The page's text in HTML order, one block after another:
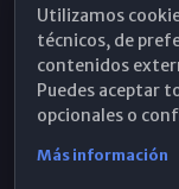
Hemeroteca
WhatsApp
Utilizamos
técnicos, de
contenidos
Puedes aceptar
opcionales o
Más información